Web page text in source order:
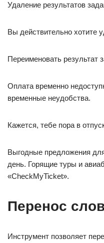
Удаление результатов
Вы действительно хотите
Переименовать результат
Оплата временно
временные неудобства.
Кажется, тебе пора в
Выгодные предложения
день. Горящие туры и
«CheckMyTicket».
Перенос
Инструмент позволяет